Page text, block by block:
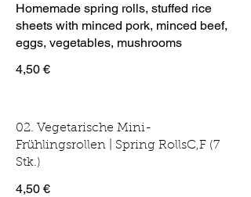
Homemade spring rolls, stuffed rice
sheets with minced pork, minced beef,
eggs, vegetables, mushrooms
4,50 €
02. Vegetarische Mini-
Frühlingsrollen | Spring RollsC,F (7
Stk.)
4,50 €